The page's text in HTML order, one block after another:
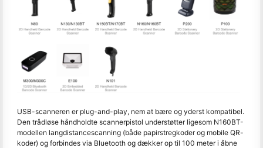
USB-scanneren er plug-and-play, nem at bære og yderst kompatibel.
Den trådløse håndholdte scannerpistol understøtter ligesom N160BT-
modellen langdistancescanning (både papirstregkoder og mobile QR-
koder) og forbindes via Bluetooth og dækker op til 100 meter i åbne